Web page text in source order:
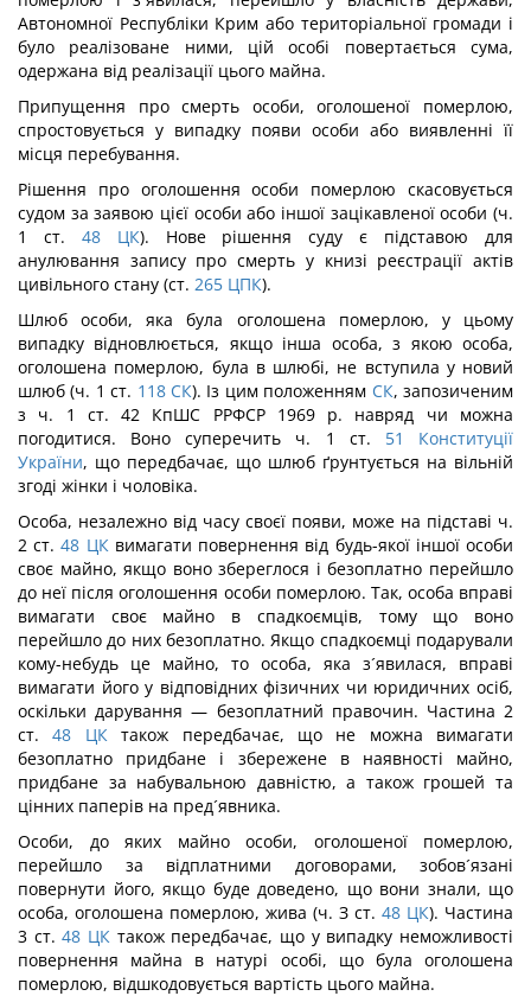
Автономної Республіки Крим або територіальної громади і
було реалізоване ними, цій особі повертається сума,
одержана від реалізації цього майна.
Припущення про смерть особи, оголошеної померлою,
спростовується у випадку появи особи або виявленні її
місця перебування.
Рішення про оголошення особи померлою скасовується
судом за заявою цієї особи або іншої зацікавленої особи (ч.
1 ст. 48 ЦК). Нове рішення суду є підставою для
анулювання запису про смерть у книзі реєстрації актів
цивільного стану (ст. 265 ЦПК).
Шлюб особи, яка була оголошена померлою, у цьому
випадку відновлюється, якщо інша особа, з якою особа,
оголошена померлою, була в шлюбі, не вступила у новий
шлюб (ч. 1 ст. 118 СК). Із цим положенням СК, запозиченим
з ч. 1 ст. 42 КпШС РРФСР 1969 р. навряд чи можна
погодитися. Воно суперечить ч. 1 ст. 51 Конституції
України, що передбачає, що шлюб ґрунтується на вільній
згоді жінки і чоловіка.
Особа, незалежно від часу своєї появи, може на підставі ч.
2 ст. 48 ЦКвимагати повернення від будь-якої іншої особи
своє майно, якщо воно збереглося і безоплатно перейшло
до неї після оголошення особи померлою. Так, особа вправі
вимагати своє майно в спадкоємців, тому що воно
перейшло до них безоплатно. Якщо спадкоємці подарували
кому-небудь це майно, то особа, яка з´явилася, вправі
вимагати його у відповідних фізичних чи юридичних осіб,
оскільки дарування — безоплатний правочин. Частина 2
ст. 48 ЦКтакож передбачає, що не можна вимагати
безоплатно придбане і збережене в наявності майно,
придбане за набувальною давністю, а також грошей та
цінних паперів на пред´явника.
Особи, до яких майно особи, оголошеної померлою,
перейшло за відплатними договорами, зобов´язані
повернути його, якщо буде доведено, що вони знали, що
особа, оголошена померлою, жива (ч. З ст. 48 ЦК). Частина
3 ст. 48 ЦК також передбачає, що у випадку неможливості
повернення майна в натурі особі, що була оголошена
померлою, відшкодовується вартість цього майна.